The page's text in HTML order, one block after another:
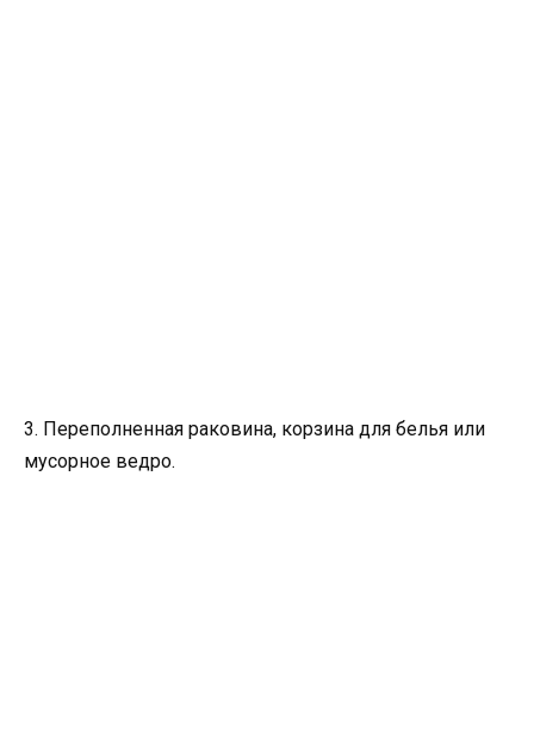
3. Переполненная раковина, корзина для белья или
мусорное ведро.